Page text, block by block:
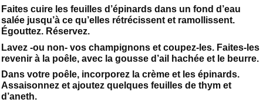
Faites cuire les feuilles d’épinards dans un fond d’eau
salée jusqu’à ce qu’elles rétrécissent et ramollissent.
Égouttez. Réservez.
Lavez -ou non- vos champignons et coupez-les. Faites-les
revenir à la poêle, avec la gousse d’ail hachée et le beurre.
Dans votre poêle, incorporez la crème et les épinards.
Assaisonnez et ajoutez quelques feuilles de thym et
d’aneth.